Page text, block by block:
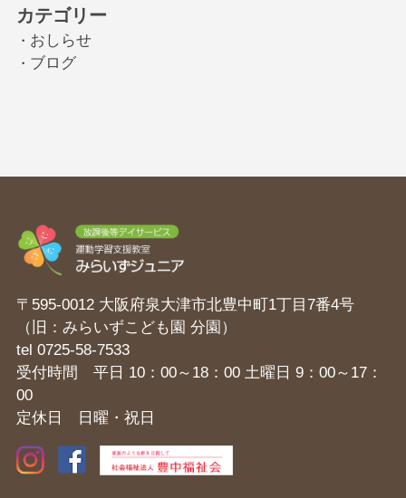
カテゴリー
・ おしらせ
・ ブログ
〒595-0012 大阪府泉大津市北豊中町1丁目7番4号
（旧：みらいずこども園 分園）
tel 0725-58-7533
受付時間 平日 10：00～18：00 土曜日 9：00～17：
00
定休日 日曜・祝日